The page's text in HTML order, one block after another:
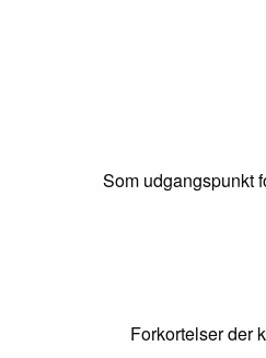
Som udgangspunkt
Forkortelser der